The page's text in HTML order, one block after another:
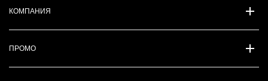
КОМПАНИЯ
ПРОМО